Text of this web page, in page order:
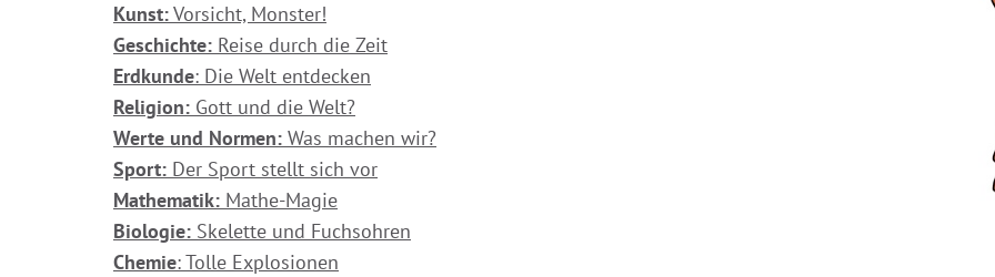
Kunst:Vorsicht, Monster!
Geschichte: Reise durch die Zeit
Erdkunde: Die Welt entdecken
Religion: Gott und die Welt?
Werte und Normen: Was machen wir?
Sport: Der Sport stellt sich vor
Mathematik: Mathe-Magie
Biologie: Skelette und Fuchsohren
Chemie: Tolle Explosionen